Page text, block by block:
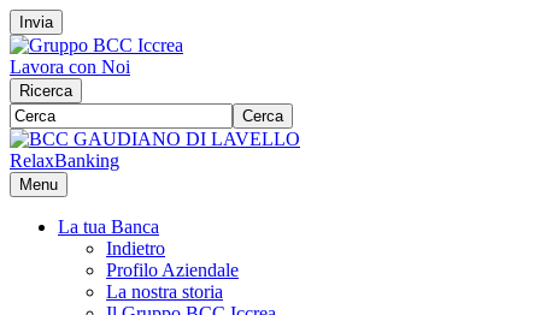
Invia
Lavora con Noi
Ricerca
Cerca
RelaxBanking
Menu
La tua Banca
Indietro
Profilo Aziendale
La nostra storia